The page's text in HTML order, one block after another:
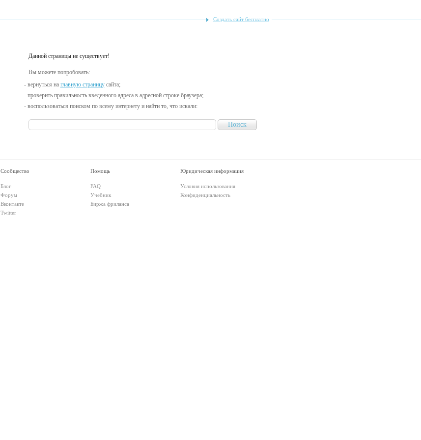
Создать сайт бесплатно
Данной страницы не существует!
Вы можете попробовать:
- вернуться на главную страницусайта;
- проверить правильность введенного адреса в адресной строке браузера;
- воспользоваться поиском по всему интернету и найти то, что искали:
Сообщество
Блог
Форум
Вконтакте
Twitter
Помощь
FAQ
Учебник
Биржа фриланса
Юридическая информация
Условия использования
Конфиденциальность